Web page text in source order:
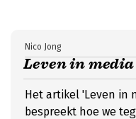
Leven in
Nico Jong
Het artikel 'Leven in
bespreekt hoe we